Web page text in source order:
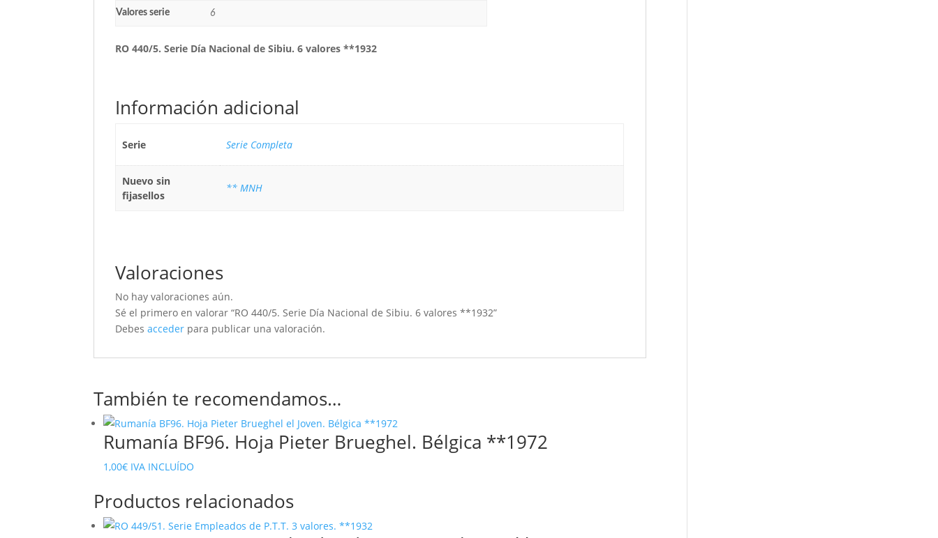
Valores serie 6
RO 440/5. Serie Día Nacional de Sibiu. 6 valores **1932
Información adicional
Serie Serie Completa
Nuevo sin
fijasellos
** MNH
Valoraciones
No hay valoraciones aún.
Sé el primero en valorar “RO 440/5. Serie Día Nacional de Sibiu. 6 valores **1932”
Debesacceder para publicar una valoración.
También te recomendamos…
Rumanía BF96. Hoja Pieter Brueghel. Bélgica **1972
1,00€ IVA INCLUÍDO
Productos relacionados